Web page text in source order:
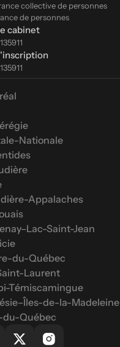
collective de personnes
de personnes
cabinet
Nationale
Appalaches
Saint-Jean
du-Québec
Laurent
Témiscamingue
de-la-Madeleine
du-Québec